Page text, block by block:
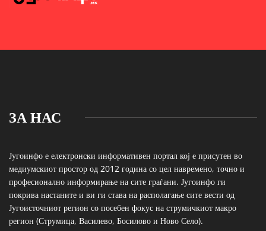
ЗА НАС
Југоинфо е електронски информативен портал кој е присутен во
медиумскиот простор од 2012 година со цел навремено, точно и
професионално информирање на сите граѓани. Југоинфо ги
покрива настаните и ви ги става на располагање сите вести од
Југоисточниот регион со посебен фокус на струмичкиот макро
регион (Струмица, Василево, Босилово и Ново Село).